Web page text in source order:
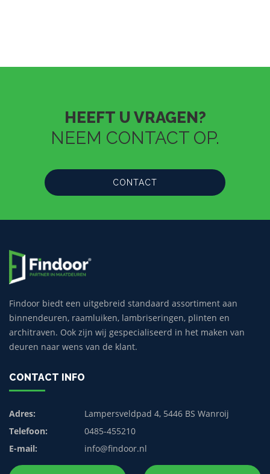
HEEFT U VRAGEN?
NEEM CONTACT OP.
CONTACT
Findoor biedt een uitgebreid standaard assortiment aan
binnendeuren, raamluiken, lambriseringen, plinten en
architraven. Ook zijn wij gespecialiseerd in het maken van
deuren naar wens van de klant.
CONTACT INFO
Adres:
Lampersveldpad 4, 5446 BS Wanroij
Telefoon:
0485-455210
E-mail:
info@findoor.nl